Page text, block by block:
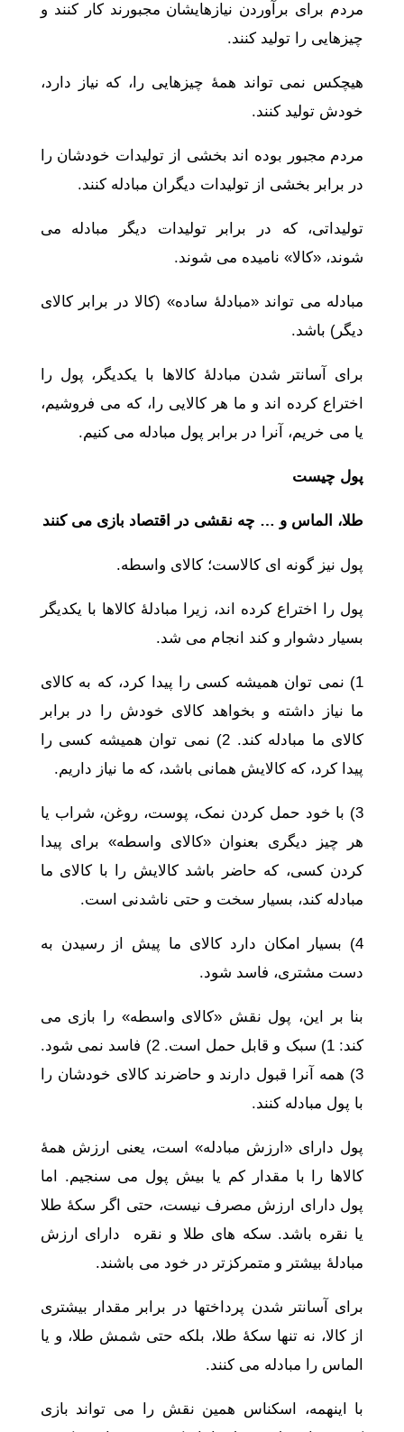
مردم برای برآوردن نیازهایشان مجبورند کار کنند و
چیزهایی را تولید کنند.
هیچکس نمی تواند همۀ چیزهایی را، که نیاز دارد،
خودش تولید کنند.
مردم مجبور بوده اند بخشی از تولیدات خودشان را
در برابر بخشی از تولیدات دیگران مبادله کنند.
تولیداتی، که در برابر تولیدات دیگر مبادله می
شوند، «کالا» نامیده می شوند.
مبادله می تواند «مبادلۀ ساده» (کالا در برابر کالای
دیگر) باشد.
برای آسانتر شدن مبادلۀ کالاها با یکدیگر، پول را
اختراع کرده اند و ما هر کالایی را، که می فروشیم،
یا می خریم، آنرا در برابر پول مبادله می کنیم.
پول چیست
طلا، الماس و … چه نقشی در اقتصاد بازی می کنند
پول نیز گونه ای کالاست؛ کالای واسطه.
پول را اختراع کرده اند، زیرا مبادلۀ کالاها با یکدیگر
بسیار دشوار و کند انجام می شد.
1) نمی توان همیشه کسی را پیدا کرد، که به کالای
ما نیاز داشته و بخواهد کالای خودش را در برابر
کالای ما مبادله کند. 2) نمی توان همیشه کسی را
پیدا کرد، که کالایش همانی باشد، که ما نیاز داریم.
3) با خود حمل کردن نمک، پوست، روغن، شراب یا
هر چیز دیگری بعنوان «کالای واسطه» برای پیدا
کردن کسی، که حاضر باشد کالایش را با کالای ما
مبادله کند، بسیار سخت و حتی ناشدنی است.
4) بسیار امکان دارد کالای ما پیش از رسیدن به
دست مشتری، فاسد شود.
بنا بر این، پول نقش «کالای واسطه» را بازی می
کند: 1) سبک و قابل حمل است. 2) فاسد نمی شود.
3) همه آنرا قبول دارند و حاضرند کالای خودشان را
با پول مبادله کنند.
پول دارای «ارزش مبادله» است، یعنی ارزش همۀ
کالاها را با مقدار کم یا بیش پول می سنجیم. اما
پول دارای ارزش مصرف نیست، حتی اگر سکۀ طلا
یا نقره باشد. سکه های طلا و نقره دارای ارزش
مبادلۀ بیشتر و متمرکزتر در خود می باشند.
برای آسانتر شدن پرداختها در برابر مقدار بیشتری
از کالا، نه تنها سکۀ طلا، بلکه حتی شمش طلا، و یا
الماس را مبادله می کنند.
با اینهمه، اسکناس همین نقش را می تواند بازی